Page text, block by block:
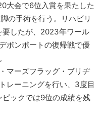
大会で6位入賞を果たした
の手術を行う。リハビリ
要したが、2023年ワール
ボンポートの復帰戦で優
マーズフラッグ・ブリヂ
レーニングを行い、3度目
ックでは9位の成績を残